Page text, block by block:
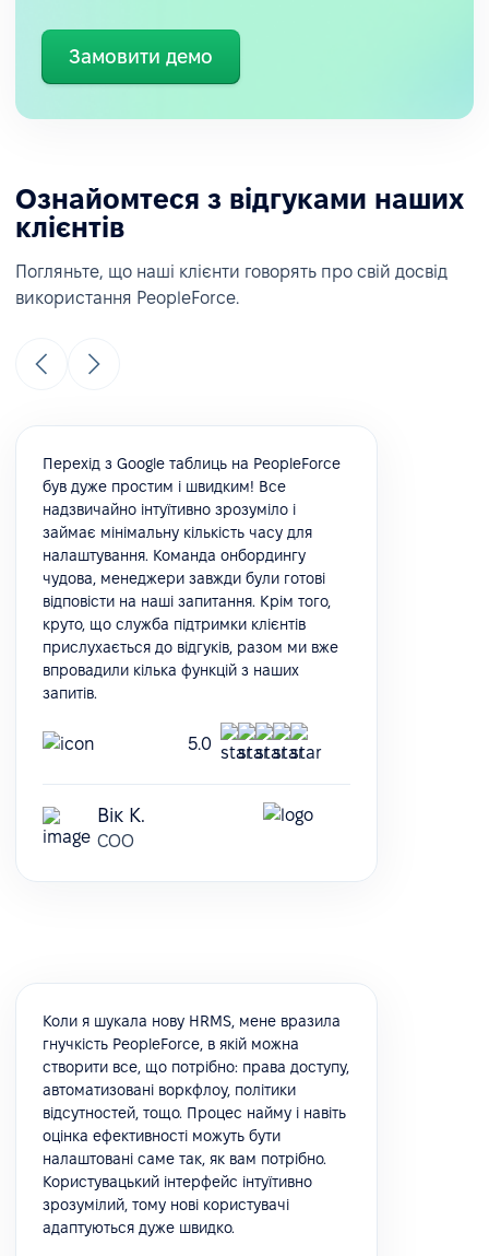
Замовити демо
Ознайомтеся з відгуками наших
клієнтів
Погляньте, що наші клієнти говорять про свій досвід
використання PeopleForce.
Перехід з Google таблиць на PeopleForce
був дуже простим і швидким! Все
надзвичайно інтуїтивно зрозуміло і
займає мінімальну кількість часу для
налаштування. Команда онбордингу
чудова, менеджери завжди були готові
відповісти на наші запитання. Крім того,
круто, що служба підтримки клієнтів
прислухається до відгуків, разом ми вже
впровадили кілька функцій з наших
запитів.
5.0
Вік К.
COO
Коли я шукала нову HRMS, мене вразила
гнучкість PeopleForce, в якій можна
створити все, що потрібно: права доступу,
автоматизовані воркфлоу, політики
відсутностей, тощо. Процес найму і навіть
оцінка ефективності можуть бути
налаштовані саме так, як вам потрібно.
Користувацький інтерфейс інтуїтивно
зрозумілий, тому нові користувачі
адаптуються дуже швидко.